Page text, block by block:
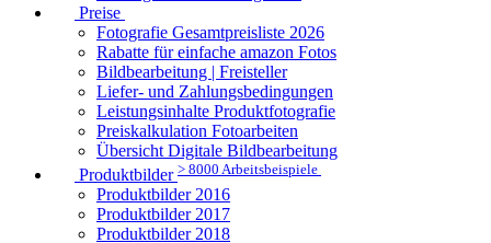
Preise
Fotografie Gesamtpreisliste 2026
Rabatte für einfache amazon Fotos
Bildbearbeitung | Freisteller
Liefer- und Zahlungsbedingungen
Leistungsinhalte Produktfotografie
Preiskalkulation Fotoarbeiten
Übersicht Digitale Bildbearbeitung
Produktbilder > 8000 Arbeitsbeispiele
Produktbilder 2016
Produktbilder 2017
Produktbilder 2018